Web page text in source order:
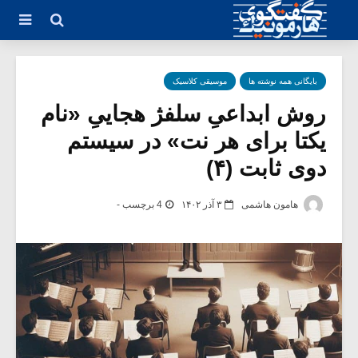
بایگانی همه نوشته ها موسیقی کلاسیک
روش ابداعیِ سلفژ هجاییِ «نام
یکتا برای هر نت» در سیستم
دوی ثابت (۴)
هامون هاشمی ۳ آذر ۱۴۰۲ 4 برچسب -